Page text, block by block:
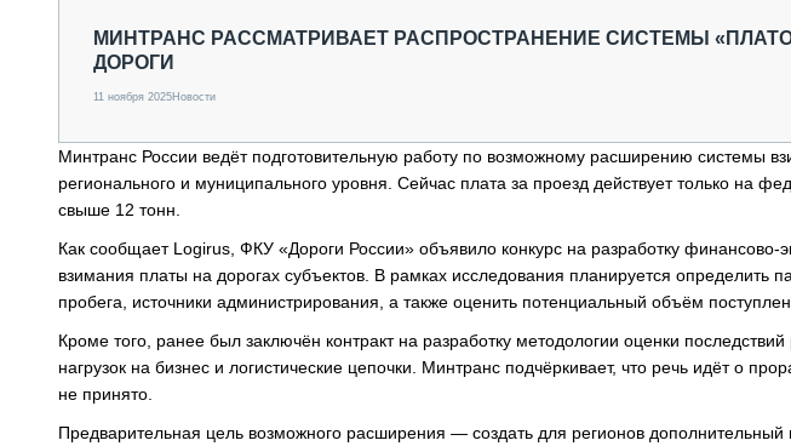
ГРУЗОПЕРЕВОЗКИ
ФИНАНСЫ, ЛИЗИНГ, СТРАХОВАНИЕ
ТЕХНИКА КРУПНЫМ ПЛАНОМ
ТЕХНОЛОГИИ
ДОРОЖНАЯ ИНДУСТРИЯ
СЕРВИСМЕНЫ
МИНТРАНС РАССМАТРИВАЕТ РАСПРОСТРАНЕНИЕ СИСТЕМЫ
ДОРОГИ
11 ноября 2025Новости
Минтранс России ведёт подготовительную работу по возможному расширению системы
регионального и муниципального уровня. Сейчас плата за проезд действует только на
свыше 12 тонн.
Как сообщает Logirus, ФКУ «Дороги России» объявило конкурс на разработку финансово-
взимания платы на дорогах субъектов. В рамках исследования планируется определить
пробега, источники администрирования, а также оценить потенциальный объём
Кроме того, ранее был заключён контракт на разработку методологии оценки
нагрузок на бизнес и логистические цепочки. Минтранс подчёркивает, что речь идёт о
не принято.
Предварительная цель возможного расширения — создать для регионов